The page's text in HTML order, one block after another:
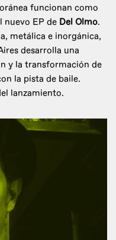
funcionan como
nuevo EP de Del Olmo.
metálica e inorgánica,
desarrolla una
y la transformación de
la pista de baile.
lanzamiento.